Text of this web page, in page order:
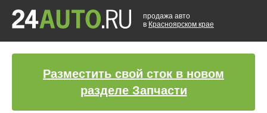
продажа авто
в Красноярском крае
Разместить свой сток в новом
разделе Запчасти